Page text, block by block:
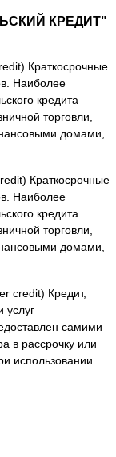
КРЕДИТ"
Краткосрочные
Наиболее
кредита
торговли,
домами,
Краткосрочные
Наиболее
кредита
торговли,
домами,
credit) Кредит,
услуг
самими
в рассрочку или
использовании…